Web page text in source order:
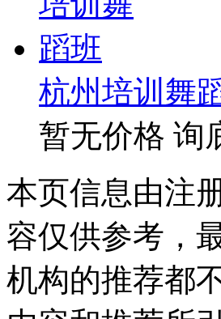
杭州培训舞
暂无价格 询
本页信息由注
容仅供参考，
机构的推荐都